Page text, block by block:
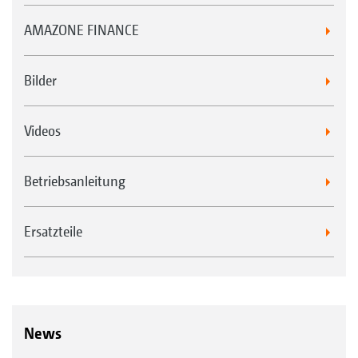
AMAZONE FINANCE
Bilder
Videos
Betriebsanleitung
Ersatzteile
News